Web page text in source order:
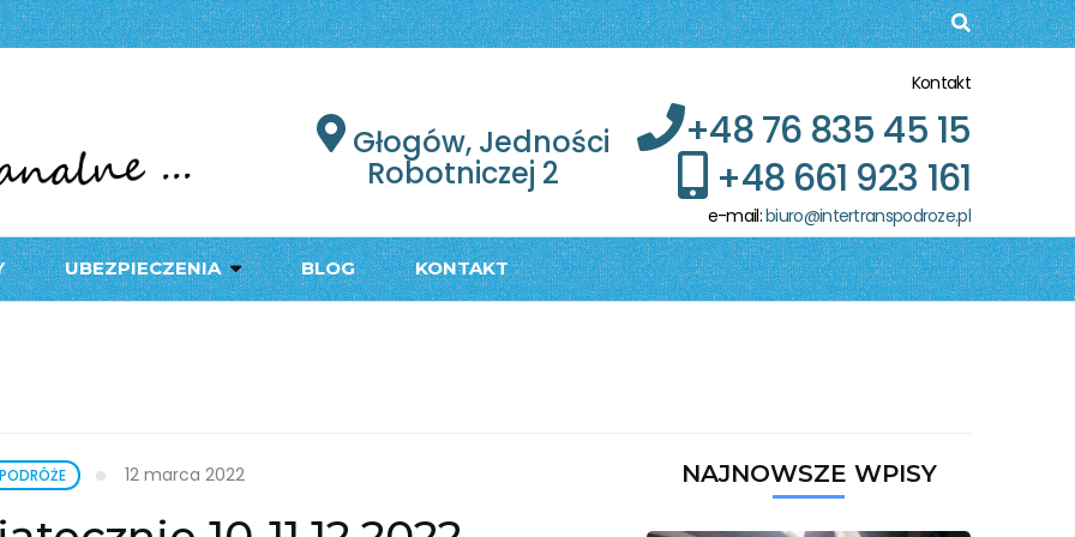
W GŁOGOWIE Kontakt
+48 76 835 45 15
+48 661 923 161
e-mail:biuro@intertranspodroze.pl
Głogów, Jedności
Robotniczej 2
UBEZPIECZENIA BLOG KONTAKT
12 marca 2022 NAJNOWSZE WPISY